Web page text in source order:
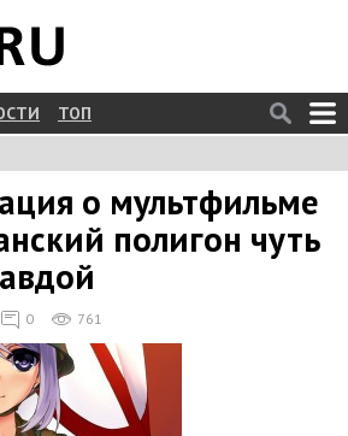
ТОП
о мультфильме
полигон чуть
0 761